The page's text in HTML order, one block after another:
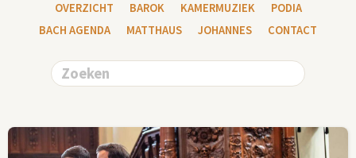
OVERZICHT BAROK KAMERMUZIEK
PODIA
BACH AGENDA
MATTHAUS JOHANNES CONTACT